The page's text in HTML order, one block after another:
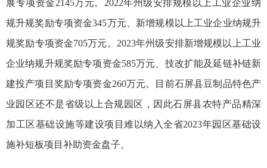
展专项资金2145万元。2022年州级安排规模以上工业企业纳
规升规奖励专项资金345万元、新增规模以上工业企业纳规升
规奖励专项资金705万元。2023年州级安排新增规模以上工业
企业纳规升规奖励专项资金585万元、技改扩能及延链补链新
建投产项目奖励专项资金260万元。目前石屏县豆制品特色产
业园区还不是省级以上合规园区，因此石屏县农特产品精深
加工区基础设施等建设项目难以纳入全省2023年园区基础设
施补短板项目补助资金盘子。